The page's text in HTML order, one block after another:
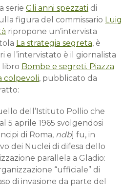
serie Gli anni spezzati di
figura del commissario
ripropone un’intervista
La strategia segreta, è
e l’intervistato è il giornalista
libro Bombe e segreti. Piazza
colpevoli, pubblicato da
dell’Istituto Pollio che
5 aprile 1965 svolgendosi
di Roma, ndb] fu, in
dei Nuclei di difesa dello
parallela a Gladio:
“ufficiale” di
di invasione da parte del